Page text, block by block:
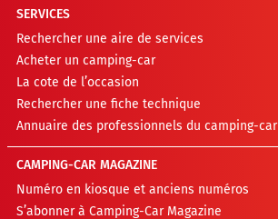
SERVICES
Rechercher une aire de services
Acheter un camping-car
La cote de l’occasion
Rechercher une fiche technique
Annuaire des professionnels du camping-car
CAMPING-CAR MAGAZINE
Numéro en kiosque et anciens numéros
S’abonner à Camping-Car Magazine